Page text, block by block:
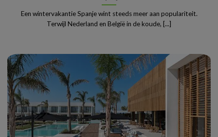
Een wintervakantie Spanje wint steeds meer aan populariteit.
Terwijl Nederland en België in de koude, [...]